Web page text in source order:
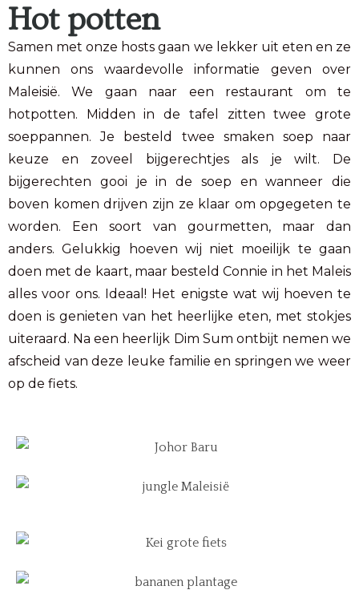
Hot potten
Samen met onze hosts gaan we lekker uit eten en ze
kunnen ons waardevolle informatie geven over
Maleisië. We gaan naar een restaurant om te
hotpotten. Midden in de tafel zitten twee grote
soeppannen. Je besteld twee smaken soep naar
keuze en zoveel bijgerechtjes als je wilt. De
bijgerechten gooi je in de soep en wanneer die
boven komen drijven zijn ze klaar om opgegeten te
worden. Een soort van gourmetten, maar dan
anders. Gelukkig hoeven wij niet moeilijk te gaan
doen met de kaart, maar besteld Connie in het Maleis
alles voor ons. Ideaal! Het enigste wat wij hoeven te
doen is genieten van het heerlijke eten, met stokjes
uiteraard. Na een heerlijk Dim Sum ontbijt nemen we
afscheid van deze leuke familie en springen we weer
op de fiets.